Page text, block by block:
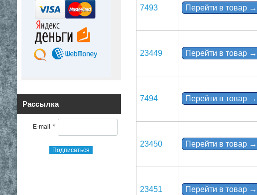
Рассылка
E-mail *
Подписаться
7493 Перейти в товар →
23449 Перейти в товар →
7494 Перейти в товар →
23450 Перейти в товар →
23451 Перейти в товар →